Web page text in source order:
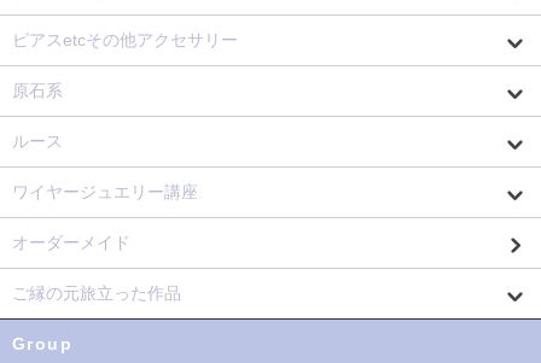
ピアスetcその他アクセサリー
原石系
ルース
ワイヤージュエリー講座
オーダーメイド
ご縁の元旅立った作品
Group